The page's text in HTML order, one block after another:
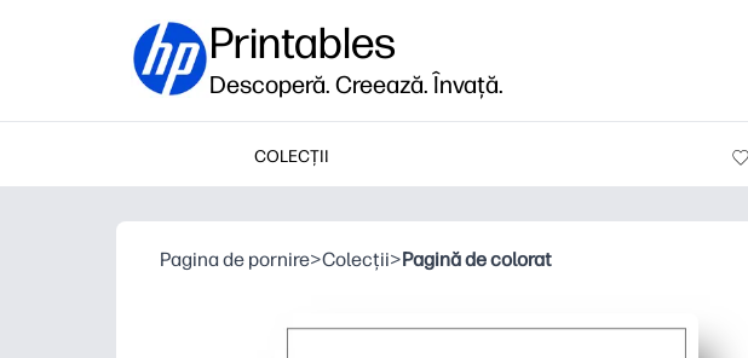
Printables
Descoperă. Creează. Învață.
COLECȚII
Pagina de pornire>Colecții>Pagină de colorat